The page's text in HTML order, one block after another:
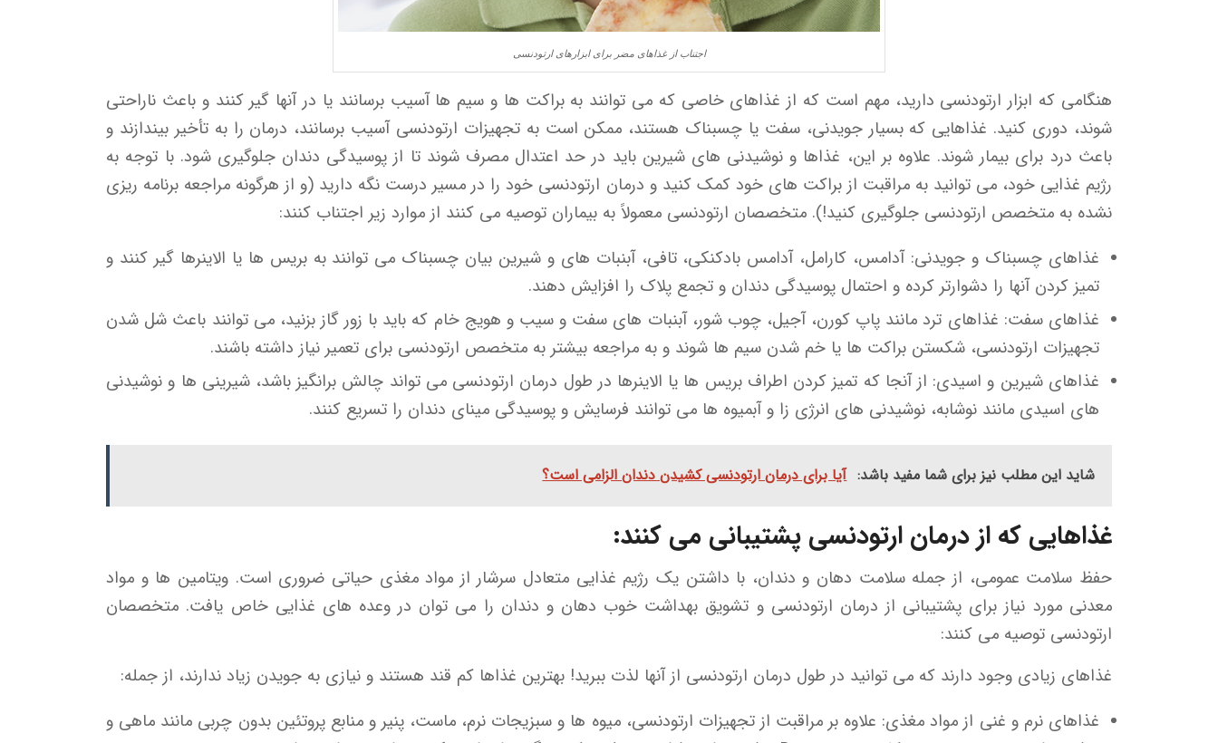
اجتناب از غذاهای مضر برای ابزارهای ارتودنسی
هنگامی که ابزار ارتودنسی دارید، مهم است که از غذاهای خاصی که می توانند به براکت ها و سیم ها آسیب برسانند یا در آنها گیر کنند و باعث ناراحتی
شوند، دوری کنید. غذاهایی که بسیار جویدنی، سفت یا چسبناک هستند، ممکن است به تجهیزات ارتودنسی آسیب برسانند، درمان را به تأخیر بیندازند و
باعث درد برای بیمار شوند. علاوه بر این، غذاها و نوشیدنی های شیرین باید در حد اعتدال مصرف شوند تا از پوسیدگی دندان جلوگیری شود. با توجه به
رژیم غذایی خود، می توانید به مراقبت از براکت های خود کمک کنید و درمان ارتودنسی خود را در مسیر درست نگه دارید (و از هرگونه مراجعه برنامه ریزی
نشده به متخصص ارتودنسی جلوگیری کنید!). متخصصان ارتودنسی معمولاً به بیماران توصیه می کنند از موارد زیر اجتناب کنند:
غذاهای چسبناک و جویدنی: آدامس، کارامل، آدامس بادکنکی، تافی، آبنبات های و شیرین بیان چسبناک می توانند به بریس ها یا الاینرها گیر کنند و
تمیز کردن آنها را دشوارتر کرده و احتمال پوسیدگی دندان و تجمع پلاک را افزایش دهند.
غذاهای سفت: غذاهای ترد مانند پاپ کورن، آجیل، چوب شور، آبنبات های سفت و سیب و هویج خام که باید با زور گاز بزنید، می توانند باعث شل شدن
تجهیزات ارتودنسی، شکستن براکت ها یا خم شدن سیم ها شوند و به مراجعه بیشتر به متخصص ارتودنسی برای تعمیر نیاز داشته باشند.
غذاهای شیرین و اسیدی: از آنجا که تمیز کردن اطراف بریس ها یا الاینرها در طول درمان ارتودنسی می تواند چالش برانگیز باشد، شیرینی ها و نوشیدنی
های اسیدی مانند نوشابه، نوشیدنی های انرژی زا و آبمیوه ها می توانند فرسایش و پوسیدگی مینای دندان را تسریع کنند.
شاید این مطلب نیز برای شما مفید باشد: آیا برای درمان ارتودنسی کشیدن دندان الزامی است؟
غذاهایی که از درمان ارتودنسی پشتیبانی می کنند:
حفظ سلامت عمومی، از جمله سلامت دهان و دندان، با داشتن یک رژیم غذایی متعادل سرشار از مواد مغذی حیاتی ضروری است. ویتامین ها و مواد
معدنی مورد نیاز برای پشتیبانی از درمان ارتودنسی و تشویق بهداشت خوب دهان و دندان را می توان در وعده های غذایی خاص یافت. متخصصان
ارتودنسی توصیه می کنند:
غذاهای زیادی وجود دارند که می توانید در طول درمان ارتودنسی از آنها لذت ببرید! بهترین غذاها کم قند هستند و نیازی به جویدن زیاد ندارند، از جمله:
غذاهای نرم و غنی از مواد مغذی: علاوه بر مراقبت از تجهیزات ارتودنسی، میوه ها و سبزیجات نرم، ماست، پنیر و منابع پروتئین بدون چربی مانند ماهی و